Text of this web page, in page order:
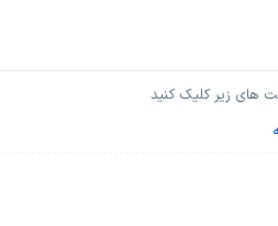
زیر کلیک کنید